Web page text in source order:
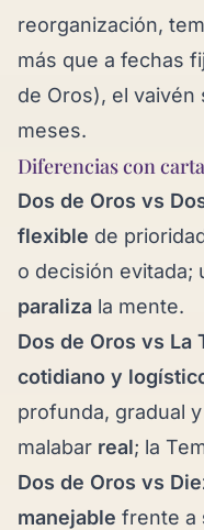
reorganización,
más que a fechas
de Oros), el vaivén
meses.
Diferencias con
Dos de Oros vs
flexible de
o decisión evitada;
paraliza la mente.
Dos de Oros vs La
cotidiano y
profunda, gradual
malabar real; la
Dos de Oros vs
manejable frente a